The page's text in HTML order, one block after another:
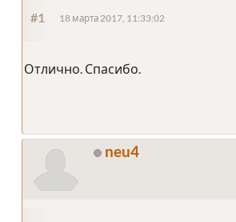
#1 18 марта 2017, 11:33:02
Отлично. Спасибо.
neu4